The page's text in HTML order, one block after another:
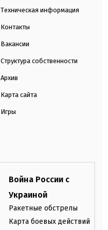
Техническая информация
Контакты
Вакансии
Структура собственности
Архив
Карта сайта
Игры
Война России с
Украиной
Ракетные обстрелы
Карта боевых действий